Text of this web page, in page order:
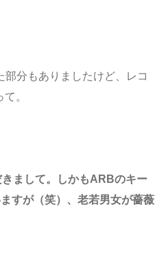
分もありましたけど、レコ
。
まして。しかもARBのキー
すが（笑）、老若男女が薔薇